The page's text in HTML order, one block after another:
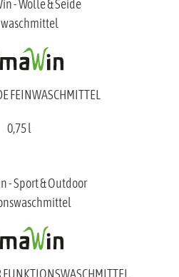
FEINWASCHMITTEL
0,75 l